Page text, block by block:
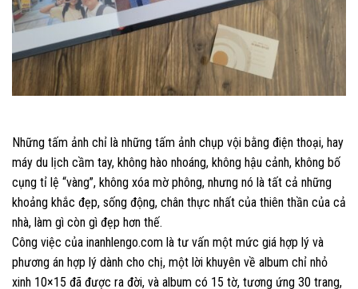
Những tấm ảnh chỉ là những tấm ảnh chụp vội bằng điện thoại, hay
máy du lịch cầm tay, không hào nhoáng, không hậu cảnh, không bố
cụng tỉ lệ “vàng”, không xóa mờ phông, nhưng nó là tất cả những
khoảng khắc đẹp, sống động, chân thực nhất của thiên thần của cả
nhà, làm gì còn gì đẹp hơn thế.
Công việc của inanhlengo.com là tư vấn một mức giá hợp lý và
phương án hợp lý dành cho chị, một lời khuyên về album chỉ nhỏ
xinh 10×15 đã được ra đời, và album có 15 tờ, tương ứng 30 trang,